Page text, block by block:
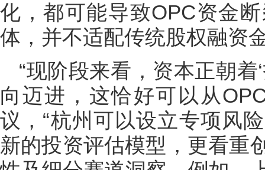
化，都可能导致OPC资金
体，并不适配传统股权融资
“现阶段来看，资本正朝着
向迈进，这恰好可以从
议，“杭州可以设立专项风
新的投资评估模型，更看重